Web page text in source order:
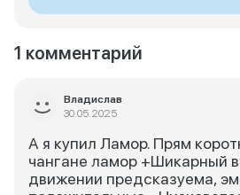
1 комментарий
Владислав
30.05.2025
А я купил Ламор. Прям
чангане ламор +Шикарный
движении предсказуема,